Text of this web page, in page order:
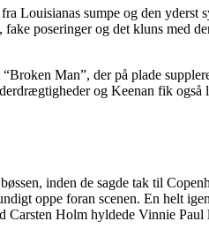
Louisianas sumpe og den yderst
poseringer og det kluns med
Man”, der på plade
og Keenan fik også
inden de sagde tak til
oppe foran scenen. En helt
Carsten Holm hyldede Vinnie